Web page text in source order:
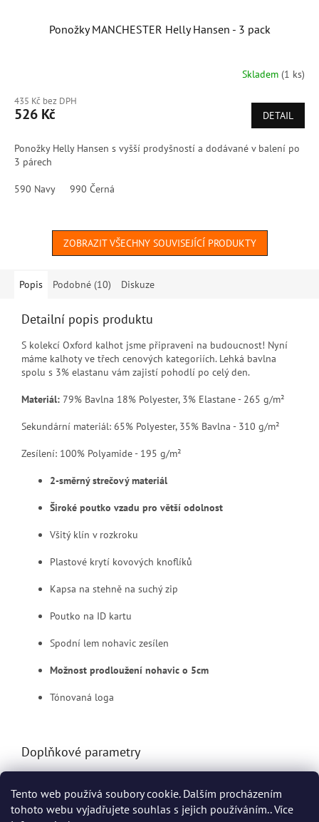
Tento web používá soubory cookie. Dalším procházením
tohoto webu vyjadřujete souhlas s jejich používáním.. Více
Ponožky MANCHESTER Helly Hansen - 3 pack
Skladem (1 ks)
435 Kč bez DPH
526 Kč DETAIL
Ponožky Helly Hansen s vyšší prodyšností a dodávané v balení po
3 párech
590 Navy 990 Černá
ZOBRAZIT VŠECHNY SOUVISEJÍCÍ PRODUKTY
Popis Podobné (10) Diskuze
Detailní popis produktu
S kolekcí Oxford kalhot jsme připraveni na budoucnost! Nyní
máme kalhoty ve třech cenových kategoriích. Lehká bavlna
spolu s 3% elastanu vám zajistí pohodlí po celý den.
Materiál: 79% Bavlna 18% Polyester, 3% Elastane - 265 g/m²
Sekundární materiál: 65% Polyester, 35% Bavlna - 310 g/m²
Zesílení: 100% Polyamide - 195 g/m²
2-směrný strečový materiál
Široké poutko vzadu pro větší odolnost
Všitý klín v rozkroku
Plastové krytí kovových knoflíků
Kapsa na stehně na suchý zip
Poutko na ID kartu
Spodní lem nohavic zesílen
Možnost prodloužení nohavic o 5cm
Tónovaná loga
Doplňkové parametry
EAN : Zvolte variantu